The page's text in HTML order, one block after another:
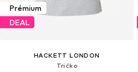
Prémium
DEAL
HACKETT LONDON
Tričko